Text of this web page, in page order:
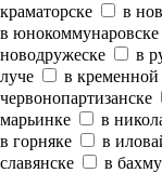
краматорске
в
в юнокоммунаровске
новодружеске
в
луче
в кременной
червонопартизанске
марьинке
в
в горняке
в
славянске
в